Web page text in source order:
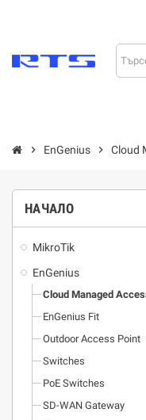
chevron_right EnGenius chevron_right Cloud
НАЧАЛО
MikroTik
EnGenius
Cloud Managed
EnGenius Fit
Outdoor Access Point
Switches
PoE Switches
SD-WAN Gateway